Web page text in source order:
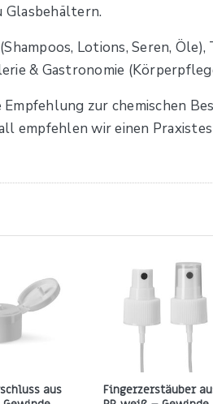
Glasbehältern.
Lotions, Seren,
& Gastronomie
zur chemischen
empfehlen wir einen
aus
Fingerzerstäuber